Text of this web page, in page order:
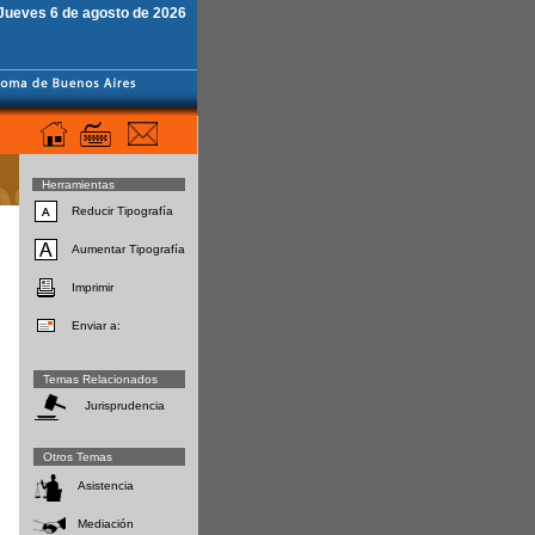
6 de agosto de 2026
Herramientas
Reducir Tipografía
Aumentar Tipografía
Imprimir
Enviar a:
Temas Relacionados
Jurisprudencia
Otros Temas
Asistencia
Mediación